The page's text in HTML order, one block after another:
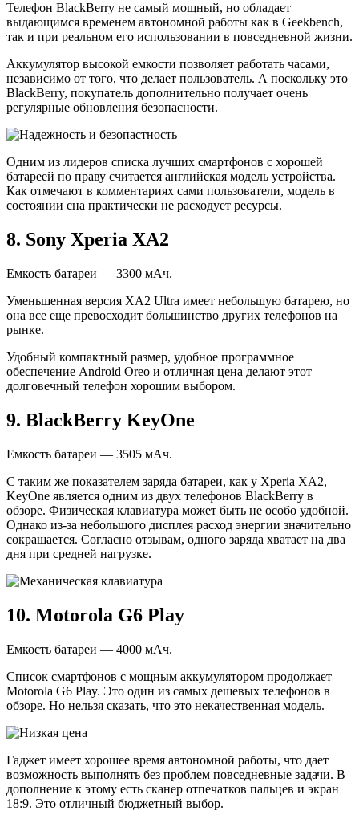
Телефон BlackBerry не самый мощный, но обладает
выдающимся временем автономной работы как в Geekbench,
так и при реальном его использовании в повседневной жизни.
Аккумулятор высокой емкости позволяет работать часами,
независимо от того, что делает пользователь. А поскольку это
BlackBerry, покупатель дополнительно получает очень
регулярные обновления безопасности.
Одним из лидеров списка лучших смартфонов с хорошей
батареей по праву считается английская модель устройства.
Как отмечают в комментариях сами пользователи, модель в
состоянии сна практически не расходует ресурсы.
8. Sony Xperia XA2
Емкость батареи — 3300 мАч.
Уменьшенная версия XA2 Ultra имеет небольшую батарею, но
она все еще превосходит большинство других телефонов на
рынке.
Удобный компактный размер, удобное программное
обеспечение Android Oreo и отличная цена делают этот
долговечный телефон хорошим выбором.
9. BlackBerry KeyOne
Емкость батареи — 3505 мАч.
С таким же показателем заряда батареи, как у Xperia XA2,
KeyOne является одним из двух телефонов BlackBerry в
обзоре. Физическая клавиатура может быть не особо удобной.
Однако из-за небольшого дисплея расход энергии значительно
сокращается. Согласно отзывам, одного заряда хватает на два
дня при средней нагрузке.
10. Motorola G6 Play
Емкость батареи — 4000 мАч.
Список смартфонов с мощным аккумулятором продолжает
Motorola G6 Play. Это один из самых дешевых телефонов в
обзоре. Но нельзя сказать, что это некачественная модель.
Гаджет имеет хорошее время автономной работы, что дает
возможность выполнять без проблем повседневные задачи. В
дополнение к этому есть сканер отпечатков пальцев и экран
18:9. Это отличный бюджетный выбор.